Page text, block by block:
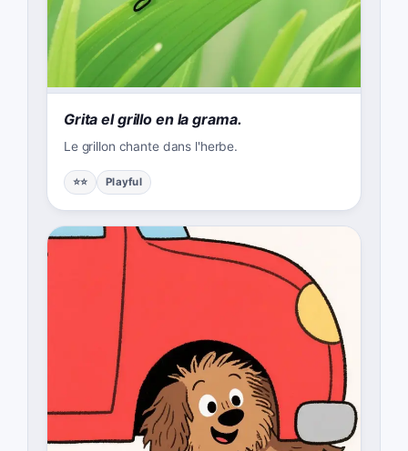
Grita el grillo en la grama.
Le grillon chante dans l'herbe.
⭐⭐ Playful